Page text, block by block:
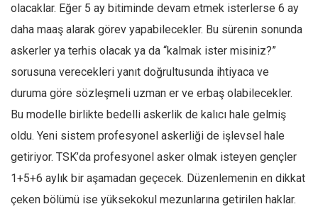
Bağdagül Öz
Esra Elönü
Bu Sayı
Tüm Sayılar
Kategoriler
Kültür Sanat
Kitap
olacaklar. Eğer 5 ay bitiminde devam etmek isterlerse 6 ay
daha maaş alarak görev yapabilecekler. Bu sürenin sonunda
askerler ya terhis olacak ya da “kalmak ister misiniz?”
sorusuna verecekleri yanıt doğrultusunda ihtiyaca ve
duruma göre sözleşmeli uzman er ve erbaş olabilecekler.
Bu modelle birlikte bedelli askerlik de kalıcı hale gelmiş
oldu. Yeni sistem profesyonel askerliği de işlevsel hale
getiriyor. TSK’da profesyonel asker olmak isteyen gençler
1+5+6 aylık bir aşamadan geçecek. Düzenlemenin en dikkat
çeken bölümü ise yüksekokul mezunlarına getirilen haklar.